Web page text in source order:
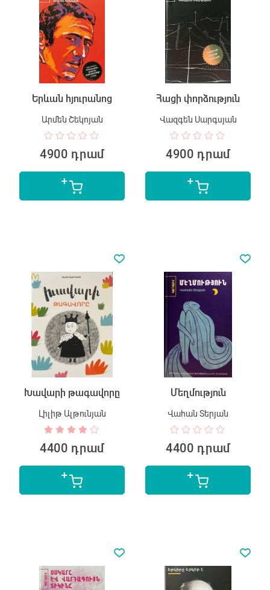
Երևան հյուրանոց
Արմեն Շեկոյան
4900 դրամ
Հացի փորձություն
Վազգեն Սարգսյան
4900 դրամ
Խավարի թագավորը
Լիլիթ Ալթունյան
4400 դրամ
Մեղմություն
Վահան Տերյան
4400 դրամ